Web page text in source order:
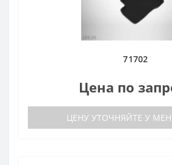
71702
Цена по
ЦЕНУ УТОЧНЯЙТЕ У